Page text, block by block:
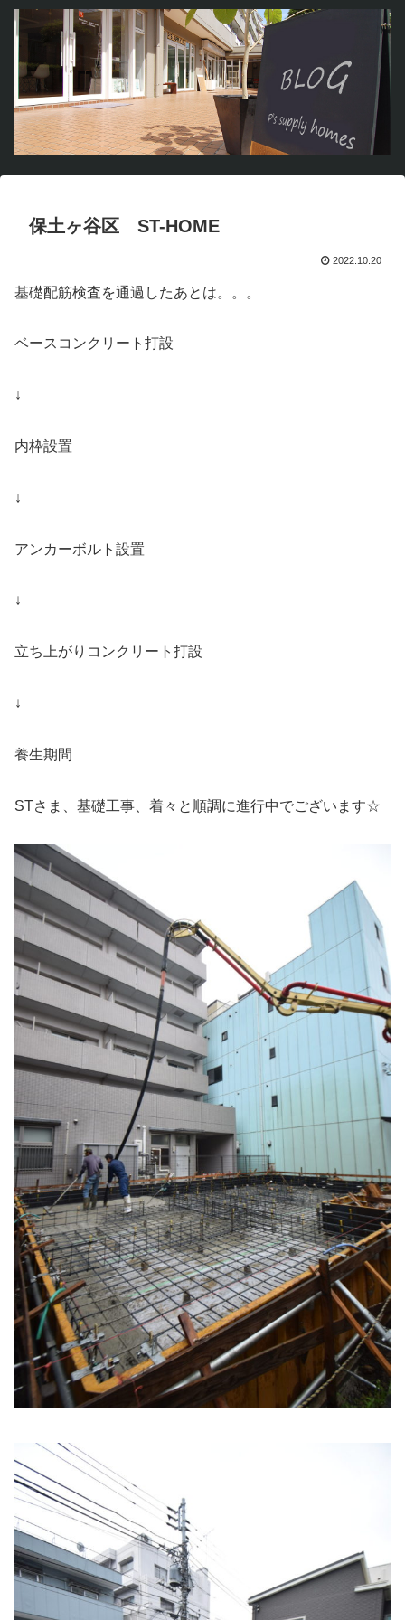
保土ヶ谷区 ST-HOME
2022.10.20
基礎配筋検査を通過したあとは。。。
ベースコンクリート打設
↓
内枠設置
↓
アンカーボルト設置
↓
立ち上がりコンクリート打設
↓
養生期間
STさま、基礎工事、着々と順調に進行中でございます☆